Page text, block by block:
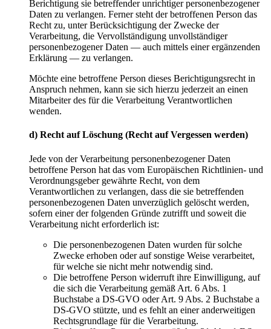
Berichtigung sie betreffender unrichtiger personenbezogener
Daten zu verlangen. Ferner steht der betroffenen Person das
Recht zu, unter Berücksichtigung der Zwecke der
Verarbeitung, die Vervollständigung unvollständiger
personenbezogener Daten — auch mittels einer ergänzenden
Erklärung — zu verlangen.
Möchte eine betroffene Person dieses Berichtigungsrecht in
Anspruch nehmen, kann sie sich hierzu jederzeit an einen
Mitarbeiter des für die Verarbeitung Verantwortlichen
wenden.
d) Recht auf Löschung (Recht auf Vergessen werden)
Jede von der Verarbeitung personenbezogener Daten
betroffene Person hat das vom Europäischen Richtlinien- und
Verordnungsgeber gewährte Recht, von dem
Verantwortlichen zu verlangen, dass die sie betreffenden
personenbezogenen Daten unverzüglich gelöscht werden,
sofern einer der folgenden Gründe zutrifft und soweit die
Verarbeitung nicht erforderlich ist:
Die personenbezogenen Daten wurden für solche
Zwecke erhoben oder auf sonstige Weise verarbeitet,
für welche sie nicht mehr notwendig sind.
Die betroffene Person widerruft ihre Einwilligung, auf
die sich die Verarbeitung gemäß Art. 6 Abs. 1
Buchstabe a DS-GVO oder Art. 9 Abs. 2 Buchstabe a
DS-GVO stützte, und es fehlt an einer anderweitigen
Rechtsgrundlage für die Verarbeitung.